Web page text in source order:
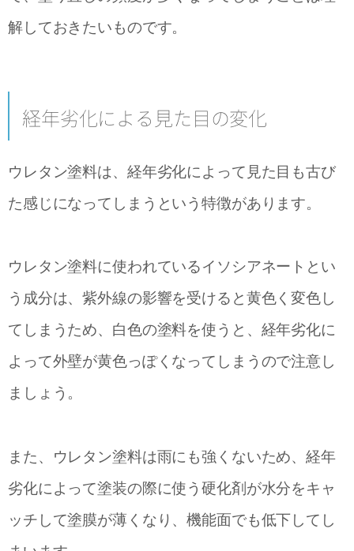
解しておきたいものです。
経年劣化による見た目の変化
ウレタン塗料は、経年劣化によって見た目も古び
た感じになってしまうという特徴があります。
ウレタン塗料に使われているイソシアネートとい
う成分は、紫外線の影響を受けると黄色く変色し
てしまうため、白色の塗料を使うと、経年劣化に
よって外壁が黄色っぽくなってしまうので注意し
ましょう。
また、ウレタン塗料は雨にも強くないため、経年
劣化によって塗装の際に使う硬化剤が水分をキャ
ッチして塗膜が薄くなり、機能面でも低下してし